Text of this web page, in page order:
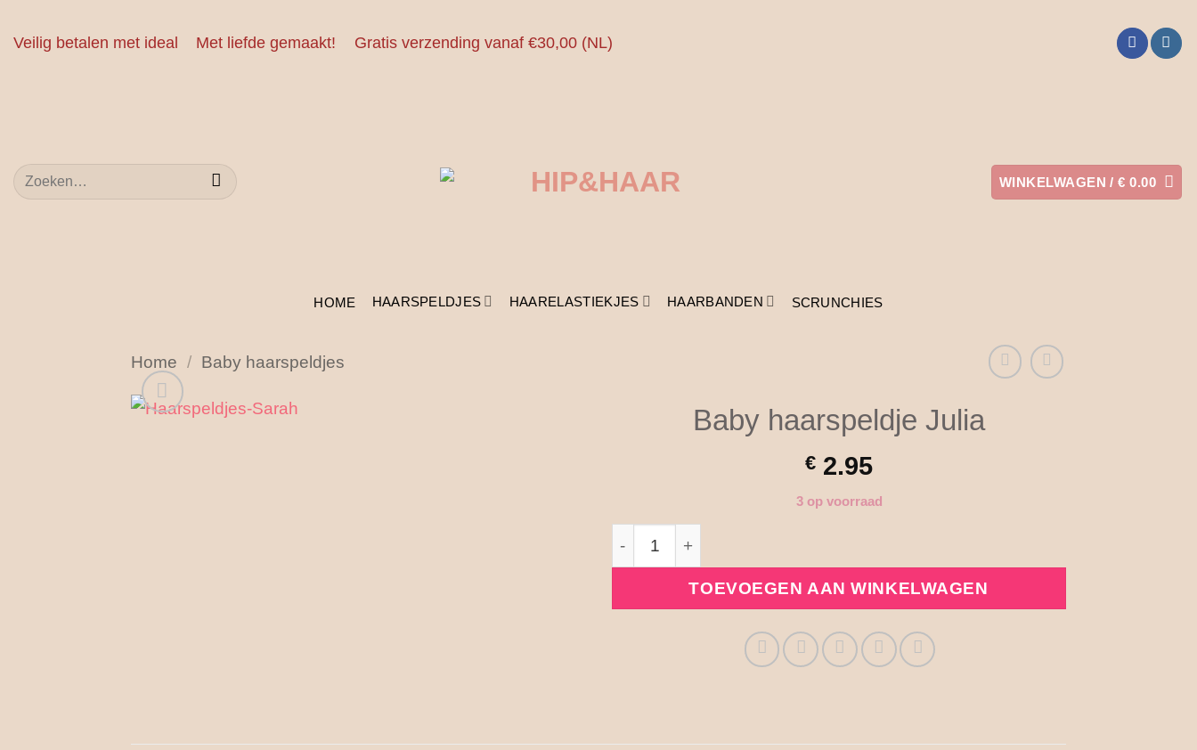
naar
Veilig betalen met ideal Met liefde gemaakt! Gratis verzending vanaf €30,00 (NL)
Zoeken
naar:
WINKELWAGEN /€ 0.00
HOME HAARSPELDJES HAARELASTIEKJES HAARBANDEN SCRUNCHIES
Home / Baby haarspeldjes
Baby haarspeldje Julia
€ 2.95
3 op voorraad
TOEVOEGEN AAN WINKELWAGEN